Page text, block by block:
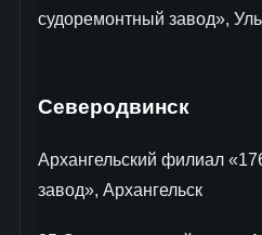
судоремонтный завод»,
Северодвинск
Архангельский филиал
завод», Архангельск